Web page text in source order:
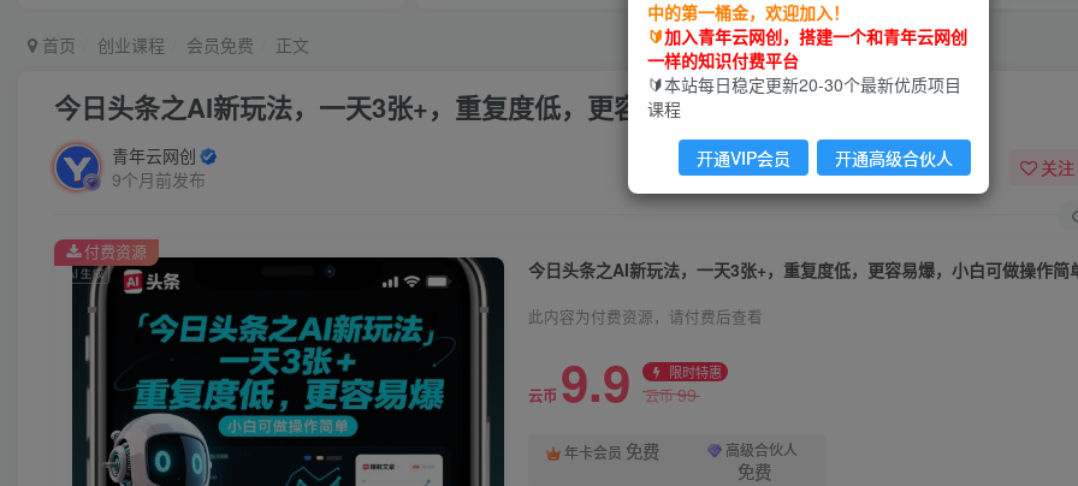
首页 创业课程 会员免费 正文
今日头条之AI新玩法，一天3张+，重复度低，更容易爆，小白可做操作简单
青年云网创
9个月前发布
关注
今日头条之AI新玩法，一天3张+，重复度低，更容易爆，小白可做操作简
此内容为付费资源，请付费后查看
云币 9.9 限时特惠
云币99
年卡会员 免费 高级合伙人
免费
付费资源
中的第一桶金，欢迎加入！
🔰加入青年云网创，搭建一个和青年云网创
一样的知识付费平台
🔰本站每日稳定更新20-30个最新优质项目
课程
开通VIP会员 开通高级合伙人